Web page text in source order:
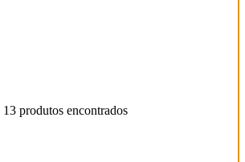
13 produtos encontrados